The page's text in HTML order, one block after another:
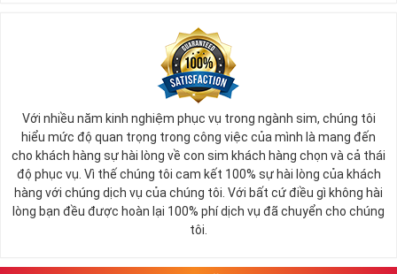
được sự hòa hợp, thuận lợi, bình an trong cuộc sống, sự nghiệp để
nhanh chóng thành công, tiến tới những vị trí cao nhất.
Với nhiều năm kinh nghiệm phục vụ trong ngành sim, chúng tôi
hiểu mức độ quan trọng trong công việc của mình là mang đến
cho khách hàng sự hài lòng về con sim khách hàng chọn và cả thái
độ phục vụ. Vì thế chúng tôi cam kết 100% sự hài lòng của khách
hàng với chúng dịch vụ của chúng tôi. Với bất cứ điều gì không hài
lòng bạn đều được hoàn lại 100% phí dịch vụ đã chuyển cho chúng
tôi.